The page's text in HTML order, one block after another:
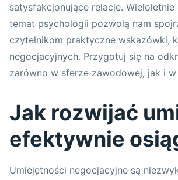
satysfakcjonujące relacje.
temat psychologii pozwolą nam
czytelnikom praktyczne wskazówki,
negocjacyjnych. Przygotuj się na
zarówno w sferze zawodowej, jak i
Jak rozwijać
efektywnie
Umiejętności negocjacyjne są